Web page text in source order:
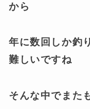
から
年に数回しか釣
難しいですね
そんな中でまた